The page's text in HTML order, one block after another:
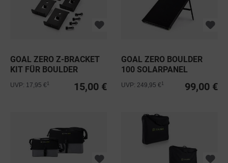
GOAL ZERO Z-BRACKET
KIT FÜR BOULDER
SOLARPANEL
15,00 €
UVP: 17,95 €
GOAL ZERO BOULDER
100 SOLARPANEL
99,00 €
UVP: 249,95 €